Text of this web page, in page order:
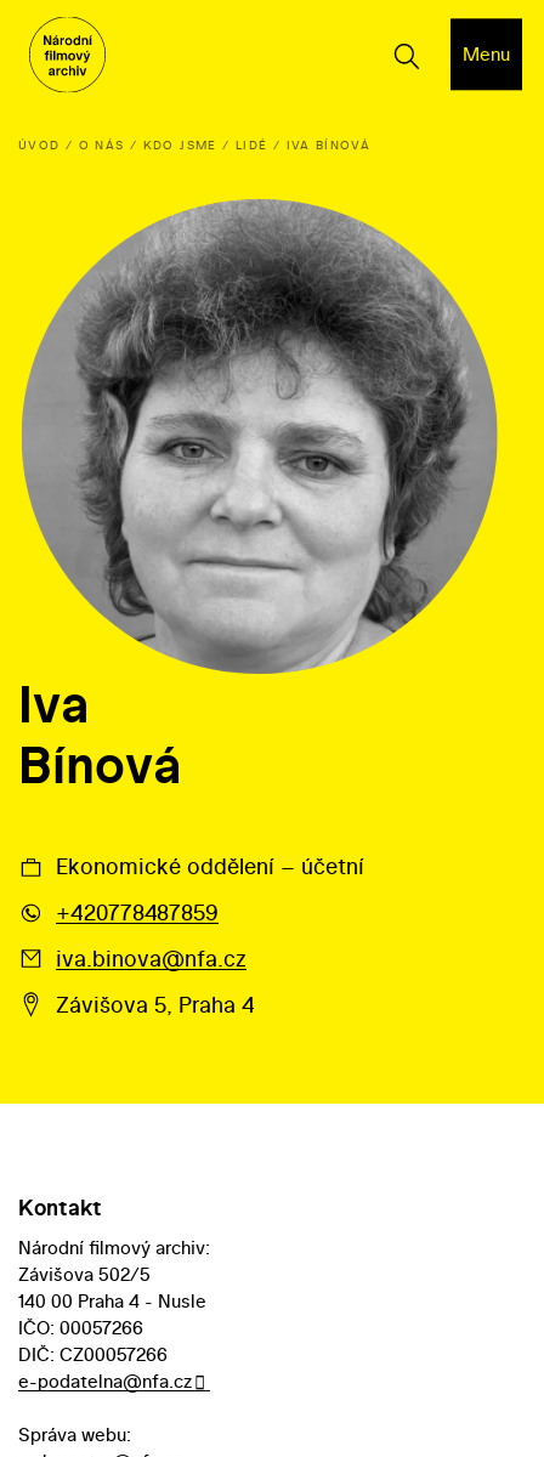
Menu
ÚVOD O NÁS KDO JSME LIDÉ IVA BÍNOVÁ
Iva
Bínová
Ekonomické oddělení – účetní
+420778487859
iva.binova@nfa.cz
Závišova 5, Praha 4
Kontakt
Národní filmový archiv:
Závišova 502/5
140 00 Praha 4 - Nusle
IČO: 00057266
DIČ: CZ00057266
e-podatelna@nfa.cz
Správa webu: